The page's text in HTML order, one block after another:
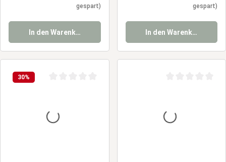
gespart)
In den Warenkorb
gespart)
In den Warenkorb
30%